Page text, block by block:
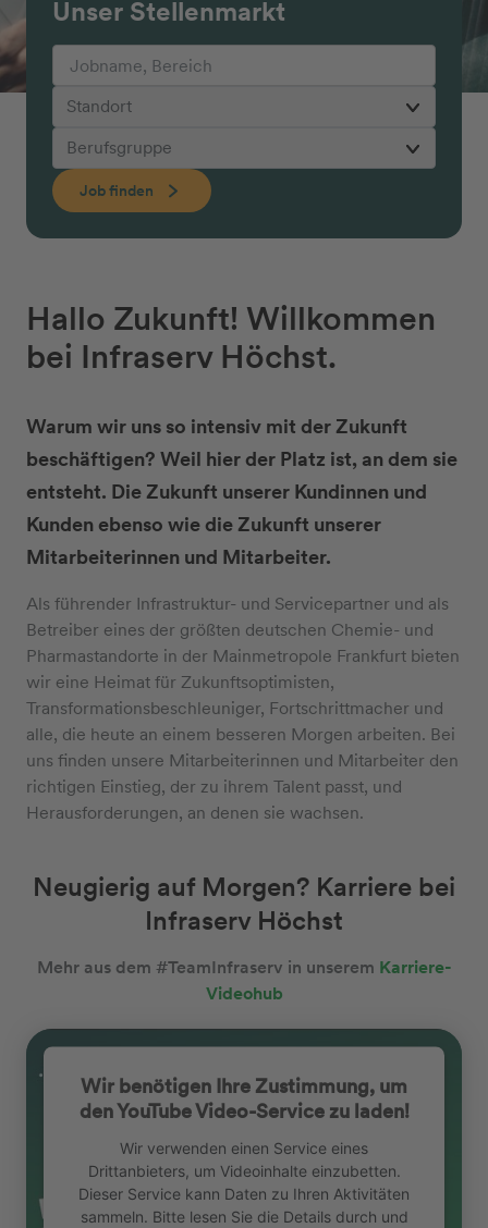
Unser Stellenmarkt
Job finden
Hallo Zukunft! Willkommen
bei Infraserv Höchst.
Warum wir uns so intensiv mit der Zukunft
beschäftigen? Weil hier der Platz ist, an dem sie
entsteht. Die Zukunft unserer Kundinnen und
Kunden ebenso wie die Zukunft unserer
Mitarbeiterinnen und Mitarbeiter.
Als führender Infrastruktur- und Servicepartner und als
Betreiber eines der größten deutschen Chemie- und
Pharmastandorte in der Mainmetropole Frankfurt bieten
wir eine Heimat für Zukunftsoptimisten,
Transformationsbeschleuniger, Fortschrittmacher und
alle, die heute an einem besseren Morgen arbeiten. Bei
uns finden unsere Mitarbeiterinnen und Mitarbeiter den
richtigen Einstieg, der zu ihrem Talent passt, und
Herausforderungen, an denen sie wachsen.
Neugierig auf Morgen? Karriere bei
Infraserv Höchst
Mehr aus dem #TeamInfraserv in unserem Karriere-
Videohub
Wir benötigen Ihre Zustimmung, um
den YouTube Video-Service zu laden!
Wir verwenden einen Service eines
Drittanbieters, um Videoinhalte einzubetten.
Dieser Service kann Daten zu Ihren Aktivitäten
sammeln. Bitte lesen Sie die Details durch und